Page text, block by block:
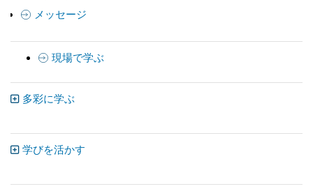
メッセージ
現場で学ぶ
多彩に学ぶ
学びを活かす